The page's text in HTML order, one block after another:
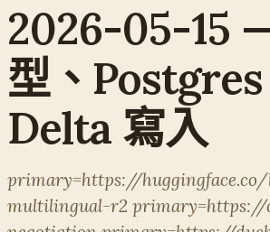
2026-05-15
型、
Delta 寫入
primary=https://
multilingual-r2 primary=https://